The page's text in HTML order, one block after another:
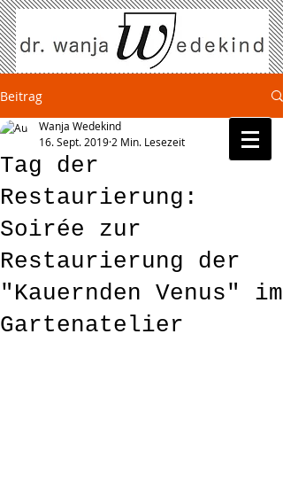
Beitrag
Tag der
Restaurierung:
Soirée zur
Restaurierung der
"Kauernden Venus" im
Gartenatelier
Wanja Wedekind
16. Sept. 2019 2 Min. Lesezeit